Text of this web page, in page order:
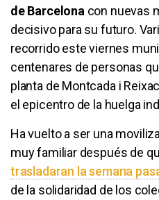
de Barcelona con nuevas
decisivo para su futuro.
recorrido este viernes
centenares de personas
planta de Montcada i
el epicentro de la huelga
Ha vuelto a ser una
muy familiar después de
trasladaran la semana
de la solidaridad de los